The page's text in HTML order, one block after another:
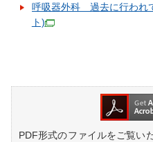
呼吸器外科 過去に行われ
ト)
PDF形式のファイルをご覧い